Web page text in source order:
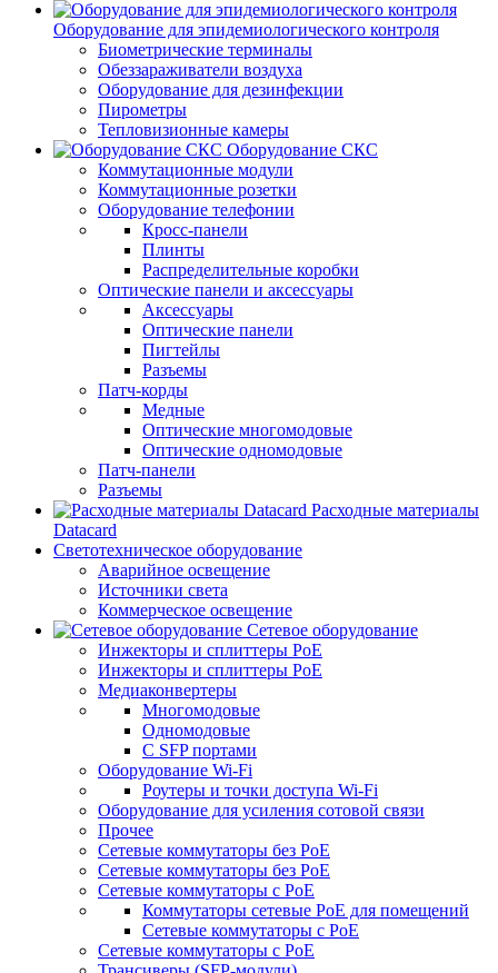
Оборудование для эпидемиологического контроля
Биометрические терминалы
Обеззараживатели воздуха
Оборудование для дезинфекции
Пирометры
Тепловизионные камеры
Оборудование СКС
Коммутационные модули
Коммутационные розетки
Оборудование телефонии
Кросс-панели
Плинты
Распределительные коробки
Оптические панели и аксессуары
Аксессуары
Оптические панели
Пигтейлы
Разъемы
Патч-корды
Медные
Оптические многомодовые
Оптические одномодовые
Патч-панели
Разъемы
Расходные материалы
Datacard
Светотехническое оборудование
Аварийное освещение
Источники света
Коммерческое освещение
Сетевое оборудование
Инжекторы и сплиттеры PoE
Инжекторы и сплиттеры РоЕ
Медиаконвертеры
Многомодовые
Одномодовые
С SFP портами
Оборудование Wi-Fi
Роутеры и точки доступа Wi-Fi
Оборудование для усиления сотовой связи
Прочее
Сетевые коммутаторы без PoE
Сетевые коммутаторы без РоЕ
Сетевые коммутаторы с PoE
Коммутаторы сетевые PoE для помещений
Сетевые коммутаторы с PoE
Сетевые коммутаторы с РоЕ